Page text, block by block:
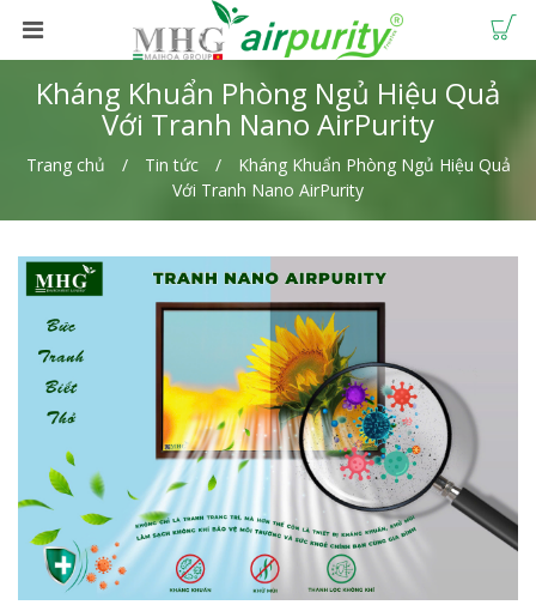
Kháng Khuẩn Phòng Ngủ Hiệu Quả
Với Tranh Nano AirPurity
Trang chủ Tin tức
Kháng Khuẩn Phòng Ngủ Hiệu Quả
Với Tranh Nano AirPurity